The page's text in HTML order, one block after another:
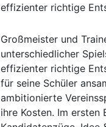
effizienter richtige
Großmeister und
unterschiedlicher
effizienter richtige
für seine Schüler
ambitionierte
ihre Kosten. Im